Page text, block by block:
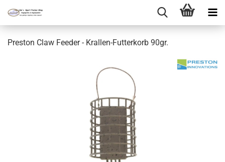
Preston Claw Feeder - Krallen-Futterkorb 90gr.